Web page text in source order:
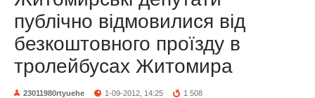
публічно відмовилися від
безкоштовного проїзду в
тролейбусах Житомира
23011980rtyuehe 1-09-2012, 14:25 1 508